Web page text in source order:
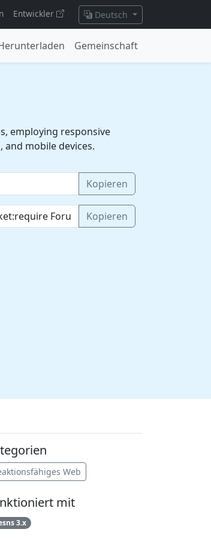
Entwickler Deutsch
Gemeinschaft
employing responsive
mobile devices.
Kopieren
Kopieren
Web
mit
3.x